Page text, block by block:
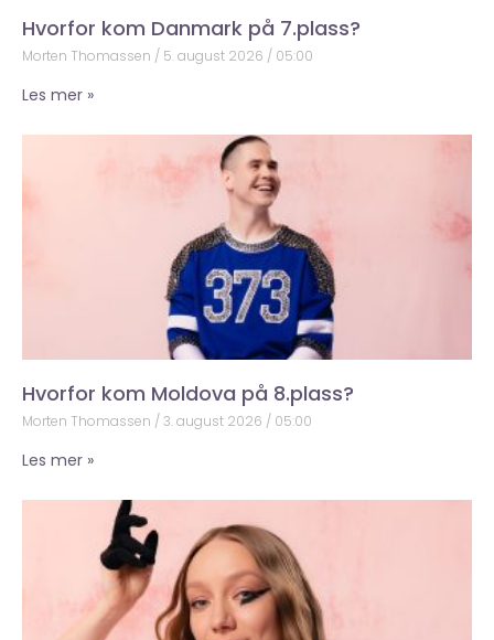
Hvorfor kom Danmark på 7.plass?
Morten Thomassen 5. august 2026 05:00
Les mer »
Hvorfor kom Moldova på 8.plass?
Morten Thomassen 3. august 2026 05:00
Les mer »